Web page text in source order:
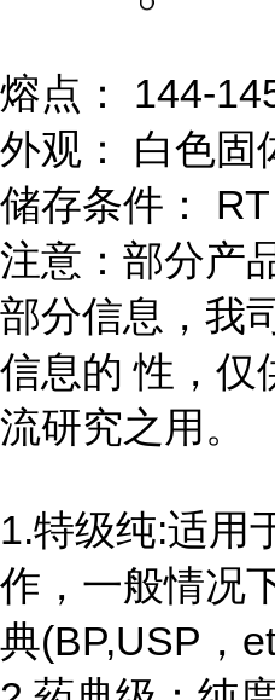
熔点： 144-
外观： 白色固
储存条件： RT
注意：部分产
部分信息，我
信息的 性，仅
流研究之用。
1.特级纯:适用
作，一般情况
典(BP,USP，